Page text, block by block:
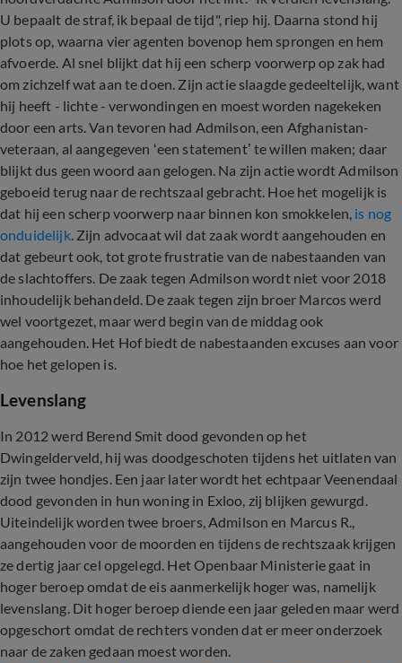
U bepaalt de straf, ik bepaal de tijd", riep hij. Daarna stond hij
plots op, waarna vier agenten bovenop hem sprongen en hem
afvoerde. Al snel blijkt dat hij een scherp voorwerp op zak had
om zichzelf wat aan te doen. Zijn actie slaagde gedeeltelijk, want
hij heeft - lichte - verwondingen en moest worden nagekeken
door een arts. Van tevoren had Admilson, een Afghanistan-
veteraan, al aangegeven ‘een statement’ te willen maken; daar
blijkt dus geen woord aan gelogen. Na zijn actie wordt Admilson
geboeid terug naar de rechtszaal gebracht. Hoe het mogelijk is
dat hij een scherp voorwerp naar binnen kon smokkelen, is nog
onduidelijk. Zijn advocaat wil dat zaak wordt aangehouden en
dat gebeurt ook, tot grote frustratie van de nabestaanden van
de slachtoffers. De zaak tegen Admilson wordt niet voor 2018
inhoudelijk behandeld. De zaak tegen zijn broer Marcos werd
wel voortgezet, maar werd begin van de middag ook
aangehouden. Het Hof biedt de nabestaanden excuses aan voor
hoe het gelopen is.
Levenslang
In 2012 werd Berend Smit dood gevonden op het
Dwingelderveld, hij was doodgeschoten tijdens het uitlaten van
zijn twee hondjes. Een jaar later wordt het echtpaar Veenendaal
dood gevonden in hun woning in Exloo, zij blijken gewurgd.
Uiteindelijk worden twee broers, Admilson en Marcus R.,
aangehouden voor de moorden en tijdens de rechtszaak krijgen
ze dertig jaar cel opgelegd. Het Openbaar Ministerie gaat in
hoger beroep omdat de eis aanmerkelijk hoger was, namelijk
levenslang. Dit hoger beroep diende een jaar geleden maar werd
opgeschort omdat de rechters vonden dat er meer onderzoek
naar de zaken gedaan moest worden.